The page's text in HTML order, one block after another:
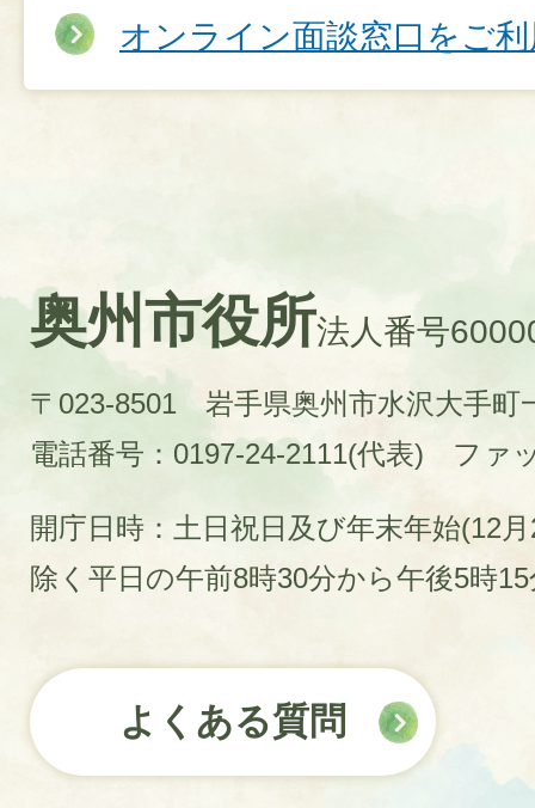
オンライン面談窓口をご
奥州市役所法人番号
〒023-8501 岩手県奥州市水沢大手町
電話番号：0197-24-2111(代表)
ファ
開庁日時：土日祝日及び年末年始(12
除く平日の午前8時30分から午後5時
よくある質問